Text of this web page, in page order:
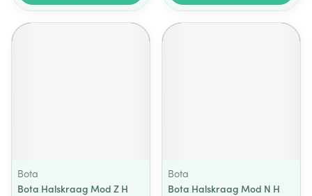
Bota
Bota Halskraag Mod Z H
Bota
Bota Halskraag Mod N H